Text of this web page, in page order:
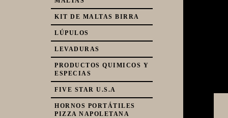
KIT DE MALTAS BIRRA
LÚPULOS
LEVADURAS
PRODUCTOS QUIMICOS Y
ESPECIAS
FIVE STAR U.S.A
HORNOS PORTÁTILES
PIZZA NAPOLETANA